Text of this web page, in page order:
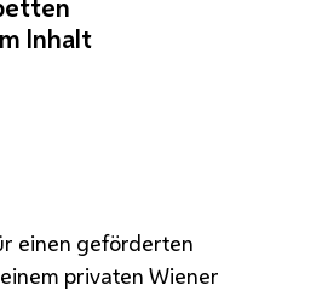
einen geförderten
privaten Wiener